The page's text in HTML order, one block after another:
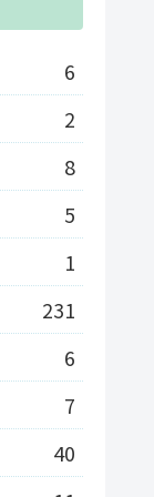
6
2
8
5
1
231
6
7
40